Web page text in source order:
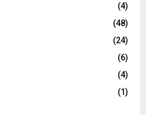
(4)
(48)
(24)
(6)
(4)
(1)